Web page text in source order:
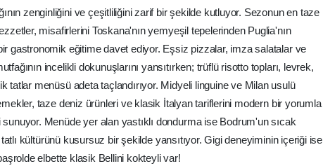
zenginliğini ve çeşitliliğini zarif bir şekilde kutluyor. Sezonun en taze
misafirlerini Toskana'nın yemyeşil tepelerinden Puglia'nın
gastronomik eğitime davet ediyor. Eşsiz pizzalar, imza salatalar ve
incelikli dokunuşlarını yansıtırken; trüflü risotto topları, levrek,
tatlar menüsü adeta taçlandırıyor. Midyeli linguine ve Milan usulü
taze deniz ürünleri ve klasik İtalyan tariflerini modern bir yorumla
Menüde yer alan yastıklı dondurma ise Bodrum'un sıcak
tatlı kültürünü kusursuz bir şekilde yansıtıyor. Gigi deneyiminin içeriği ise
elbette klasik Bellini kokteyli var!